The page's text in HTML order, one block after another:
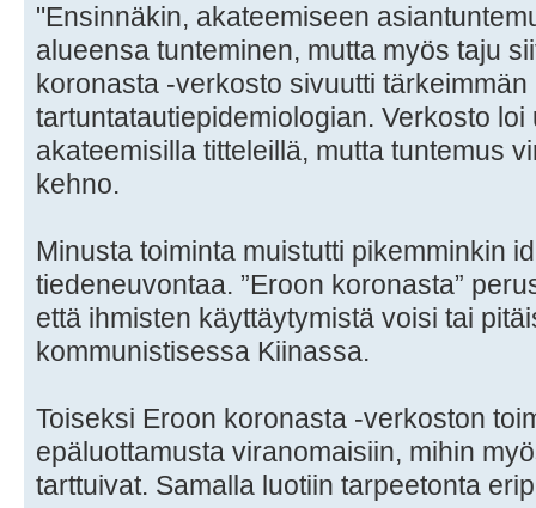
"Ensinnäkin, akateemiseen
alueensa tunteminen, mutta myös taju
koronasta -verkosto sivuutti
tartuntatautiepidemiologian. Verkosto
akateemisilla titteleillä, mutta tuntemus
kehno.
Minusta toiminta muistutti pikemminkin
tiedeneuvontaa. ”Eroon koronasta”
että ihmisten käyttäytymistä voisi tai
kommunistisessa Kiinassa.
Toiseksi Eroon koronasta -verkoston
epäluottamusta viranomaisiin, mihin
tarttuivat. Samalla luotiin tarpeetonta